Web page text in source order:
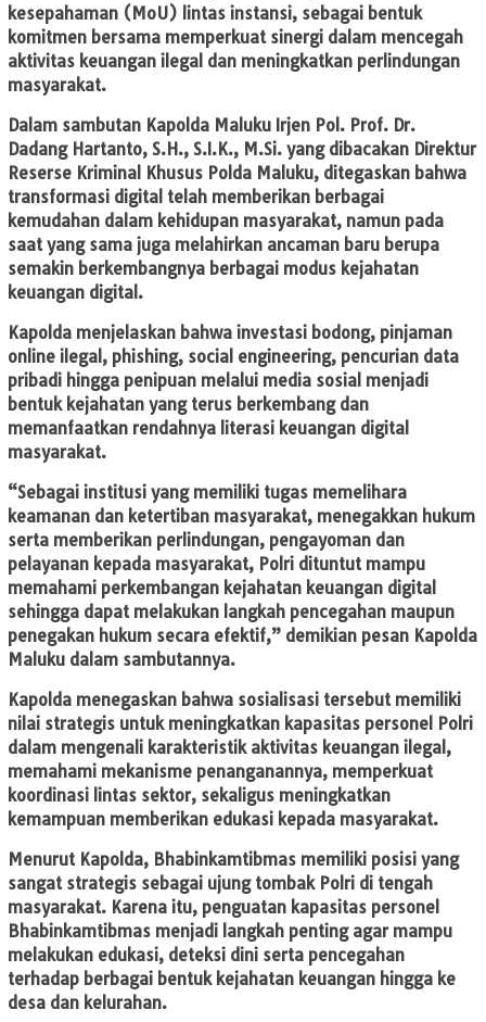
kesepahaman (MoU) lintas instansi, sebagai bentuk
komitmen bersama memperkuat sinergi dalam mencegah
aktivitas keuangan ilegal dan meningkatkan perlindungan
masyarakat.
Dalam sambutan Kapolda Maluku Irjen Pol. Prof. Dr.
Dadang Hartanto, S.H., S.I.K., M.Si. yang dibacakan Direktur
Reserse Kriminal Khusus Polda Maluku, ditegaskan bahwa
transformasi digital telah memberikan berbagai
kemudahan dalam kehidupan masyarakat, namun pada
saat yang sama juga melahirkan ancaman baru berupa
semakin berkembangnya berbagai modus kejahatan
keuangan digital.
Kapolda menjelaskan bahwa investasi bodong, pinjaman
online ilegal, phishing, social engineering, pencurian data
pribadi hingga penipuan melalui media sosial menjadi
bentuk kejahatan yang terus berkembang dan
memanfaatkan rendahnya literasi keuangan digital
masyarakat.
“Sebagai institusi yang memiliki tugas memelihara
keamanan dan ketertiban masyarakat, menegakkan hukum
serta memberikan perlindungan, pengayoman dan
pelayanan kepada masyarakat, Polri dituntut mampu
memahami perkembangan kejahatan keuangan digital
sehingga dapat melakukan langkah pencegahan maupun
penegakan hukum secara efektif,” demikian pesan Kapolda
Maluku dalam sambutannya.
Kapolda menegaskan bahwa sosialisasi tersebut memiliki
nilai strategis untuk meningkatkan kapasitas personel Polri
dalam mengenali karakteristik aktivitas keuangan ilegal,
memahami mekanisme penanganannya, memperkuat
koordinasi lintas sektor, sekaligus meningkatkan
kemampuan memberikan edukasi kepada masyarakat.
Menurut Kapolda, Bhabinkamtibmas memiliki posisi yang
sangat strategis sebagai ujung tombak Polri di tengah
masyarakat. Karena itu, penguatan kapasitas personel
Bhabinkamtibmas menjadi langkah penting agar mampu
melakukan edukasi, deteksi dini serta pencegahan
terhadap berbagai bentuk kejahatan keuangan hingga ke
desa dan kelurahan.